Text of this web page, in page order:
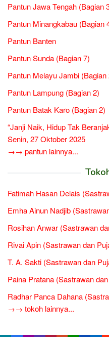
Pantun Jawa Tengah (Bagian
Pantun Minangkabau (Bagian
Pantun Banten
Pantun Sunda (Bagian 7)
Pantun Melayu Jambi (Bagian
Pantun Lampung (Bagian 2)
Pantun Batak Karo (Bagian 2)
“Janji Naik, Hidup Tak
Senin, 27 Oktober 2025
→→ pantun lainnya...
Fatimah Hasan Delais
Emha Ainun Nadjib
Rosihan Anwar (Sastrawan
Rivai Apin (Sastrawan dan
T. A. Sakti (Sastrawan dan
Paina Pratana (Sastrawan
Radhar Panca Dahana
→→ tokoh lainnya...